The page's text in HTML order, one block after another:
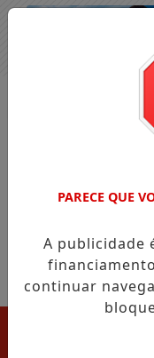
PARECE QUE
A publicidade
continuar